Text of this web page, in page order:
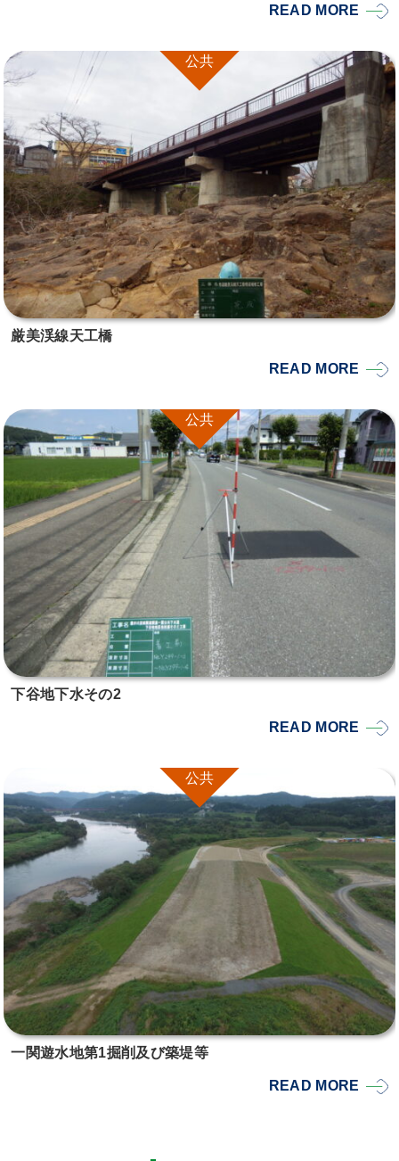
READ MORE
公共
厳美渓線天工橋
READ MORE
公共
下谷地下水その2
READ MORE
公共
一関遊水地第1掘削及び築堤等
READ MORE